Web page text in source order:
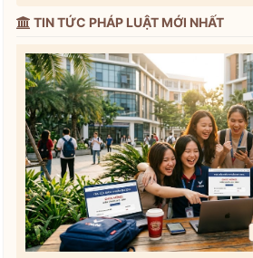
TIN TỨC PHÁP LUẬT MỚI NHẤT